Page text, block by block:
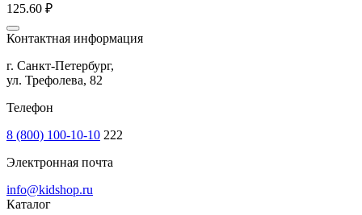
125.60 ₽
Контактная информация
г. Санкт-Петербург,
ул. Трефолева, 82
Телефон
8 (800) 100-10-10 222
Электронная почта
info@kidshop.ru
Каталог